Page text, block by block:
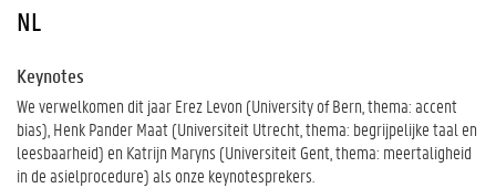
NL
Keynotes
We verwelkomen dit jaar Erez Levon (University of Bern, thema: accent
bias), Henk Pander Maat (Universiteit Utrecht, thema: begrijpelijke taal en
leesbaarheid) en Katrijn Maryns (Universiteit Gent, thema: meertaligheid
in de asielprocedure) als onze keynotesprekers.